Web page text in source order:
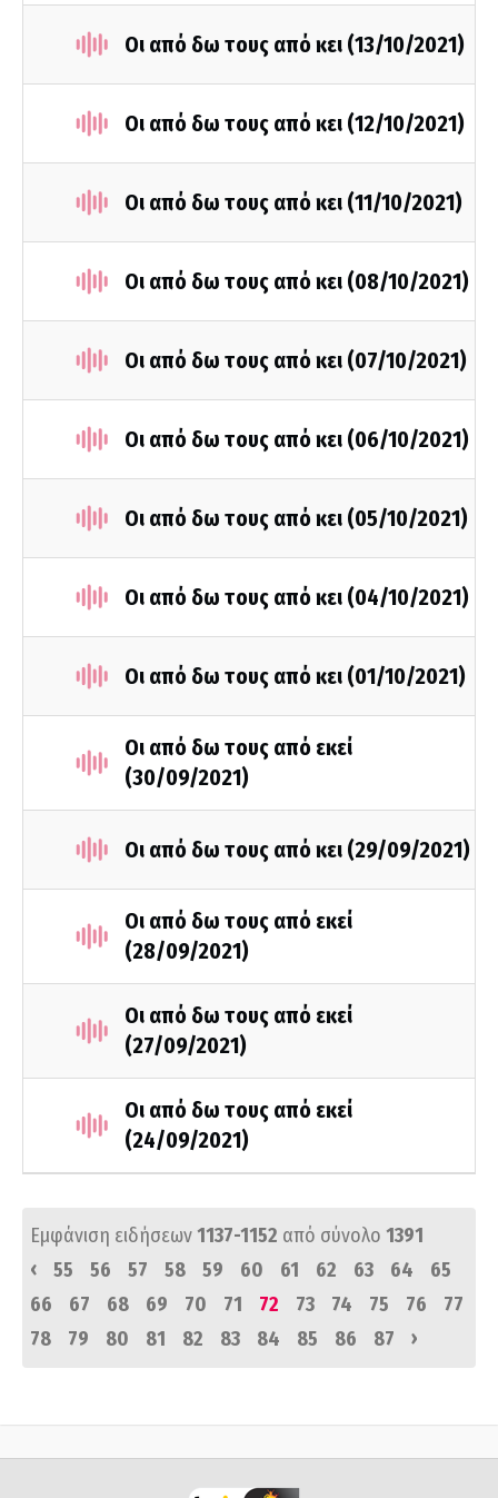
Οι από δω τους από κει (13/10/2021)
Οι από δω τους από κει (12/10/2021)
Οι από δω τους από κει (11/10/2021)
Οι από δω τους από κει (08/10/2021)
Οι από δω τους από κει (07/10/2021)
Οι από δω τους από κει (06/10/2021)
Οι από δω τους από κει (05/10/2021)
Οι από δω τους από κει (04/10/2021)
Οι από δω τους από κει (01/10/2021)
Οι από δω τους από εκεί
(30/09/2021)
Οι από δω τους από κει (29/09/2021)
Οι από δω τους από εκεί
(28/09/2021)
Οι από δω τους από εκεί
(27/09/2021)
Οι από δω τους από εκεί
(24/09/2021)
Εμφάνιση ειδήσεων1137-1152 από σύνολο 1391
‹
55 56 57 58 59 60 61 62 63 64
65
66
67 68 69 70 71 72 73 74 75 76
77
78
79 80 81 82 83 84 85 86 87 ›